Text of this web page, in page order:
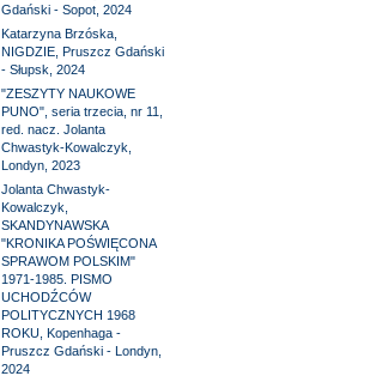
Gdański - Sopot, 2024
Katarzyna Brzóska,
NIGDZIE, Pruszcz Gdański
- Słupsk, 2024
"ZESZYTY NAUKOWE
PUNO", seria trzecia, nr 11,
red. nacz. Jolanta
Chwastyk-Kowalczyk,
Londyn, 2023
Jolanta Chwastyk-
Kowalczyk,
SKANDYNAWSKA
"KRONIKA POŚWIĘCONA
SPRAWOM POLSKIM"
1971-1985. PISMO
UCHODŹCÓW
POLITYCZNYCH 1968
ROKU, Kopenhaga -
Pruszcz Gdański - Londyn,
2024